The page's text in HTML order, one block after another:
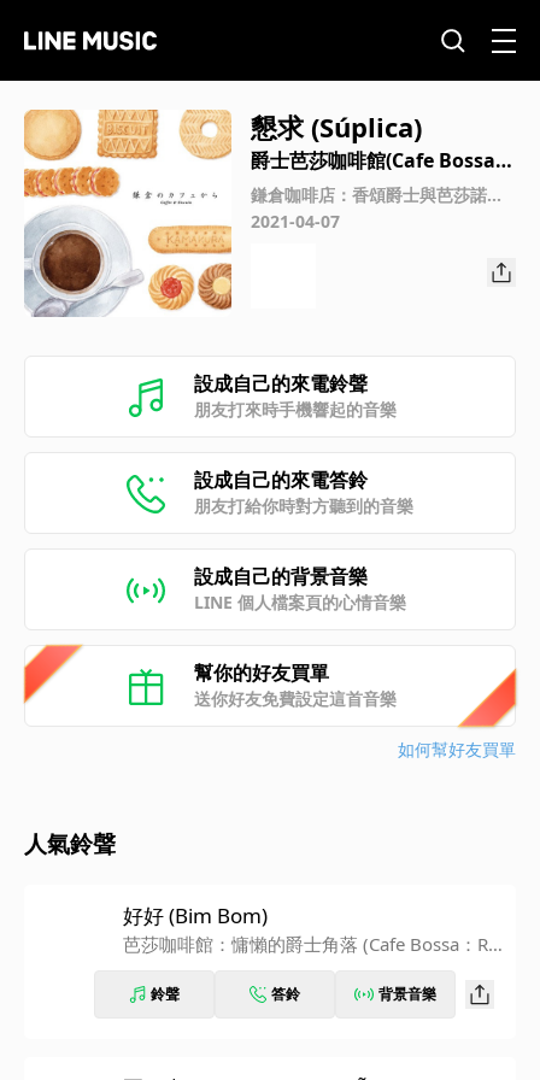
懇求 (Súplica)
爵士芭莎咖啡館(Cafe Bossa
爵士)
鎌倉咖啡店：香頌爵士與芭莎諾瓦
(Coffee & Biscuit)
2021-04-07
設成自己的來電鈴聲
朋友打來時手機響起的音樂
設成自己的來電答鈴
朋友打給你時對方聽到的音樂
設成自己的背景音樂
LINE 個人檔案頁的心情音樂
幫你的好友買單
送你好友免費設定這首音樂
如何幫好友買單
人氣鈴聲
好好 (Bim Bom)
芭莎咖啡館：慵懶的爵士角落 (Cafe Bossa：Rel
e) 鈴聲 答鈴 背景音樂